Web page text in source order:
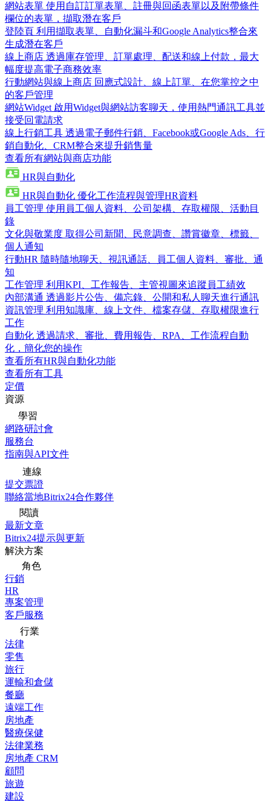
網站表單 使用自訂訂單表單、註冊與回函表單以及附帶條件
欄位的表單，擷取潛在客戶
登陸頁 利用擷取表單、自動化漏斗和Google Analytics整合來
生成潛在客戶
線上商店 透過庫存管理、訂單處理、配送和線上付款，最大
幅度提高電子商務效率
行動網站與線上商店 回應式設計、線上訂單、在您掌控之中
的客戶管理
網站Widget 啟用Widget與網站訪客聊天，使用熱門通訊工具並
接受回電請求
線上行銷工具 透過電子郵件行銷、Facebook或Google Ads、行
銷自動化、CRM整合來提升銷售量
查看所有網站與商店功能
HR與自動化
HR與自動化 優化工作流程與管理HR資料
員工管理 使用員工個人資料、公司架構、存取權限、活動目
錄
文化與敬業度 取得公司新聞、民意調查、讚賞徽章、標籤、
個人通知
行動HR 隨時隨地聊天、視訊通話、員工個人資料、審批、通
知
工作管理 利用KPI、工作報告、主管視圖來追蹤員工績效
內部溝通 透過影片公告、備忘錄、公開和私人聊天進行通訊
資訊管理 利用知識庫、線上文件、檔案存儲、存取權限進行
工作
自動化 透過請求、審批、費用報告、RPA、工作流程自動
化，簡化您的操作
查看所有HR與自動化功能
查看所有工具
定價
資源
學習
網路研討會
服務台
指南與API文件
連線
提交票證
聯絡當地Bitrix24合作夥伴
閱讀
最新文章
Bitrix24提示與更新
解決方案
角色
行銷
HR
專案管理
客戶服務
行業
法律
零售
旅行
運輸和倉儲
餐廳
遠端工作
房地產
醫療保健
法律業務
房地產 CRM
顧問
旅遊
建設